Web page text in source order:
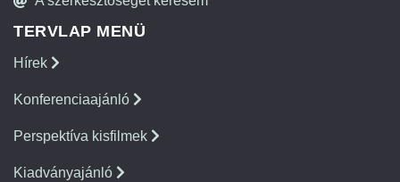
TERVLAP MENÜ
Hírek
Konferenciaajánló
Perspektíva kisfilmek
Kiadványajánló